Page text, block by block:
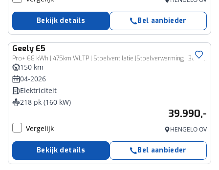
Bekijk details Bel aanbieder
Geely E5
Pro+ 68 kWh | 475km WLTP | Stoelventilatie |Stoelverwarming | 360cam | Warmtepomp | 18''
150 km
04-2026
Elektriciteit
218 pk (160 kW)
39.990,-
Vergelijk HENGELO OV
Bekijk details Bel aanbieder